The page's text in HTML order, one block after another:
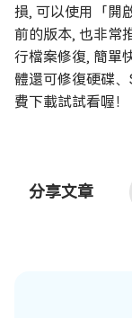
損, 可以使用「開
前的版本, 也非常
行檔案修復, 簡單
體還可修復硬碟
費下載試試看喔！
分享文章